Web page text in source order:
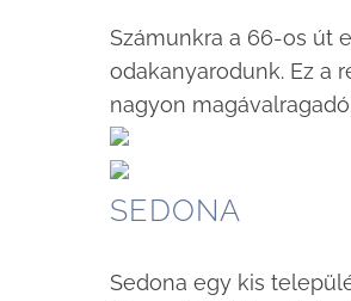
Számunkra a 66-os út
odakanyarodunk. Ez a
nagyon
SEDONA
Sedona egy kis